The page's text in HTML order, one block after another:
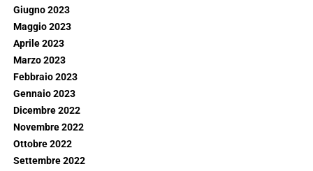
Giugno 2023
Maggio 2023
Aprile 2023
Marzo 2023
Febbraio 2023
Gennaio 2023
Dicembre 2022
Novembre 2022
Ottobre 2022
Settembre 2022